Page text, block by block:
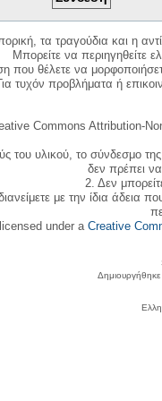
τα τραγούδια και η
Μπορείτε να περιηγηθείτε
που θέλετε να
τυχόν προβλήματα ή
Commons Attribution-
του υλικού, το σύνδεσμο
δεν πρέπει
2. Δεν
με την ίδια άδεια
under aCreative